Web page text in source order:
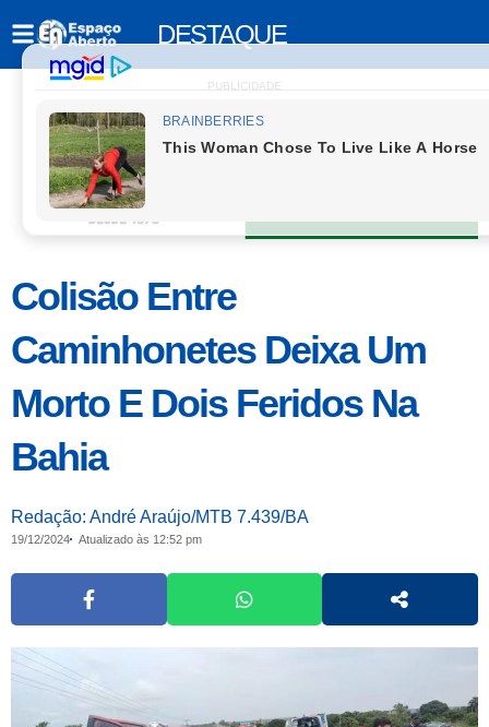
DESTAQUE
PUBLICIDADE
Colisão Entre
Caminhonetes Deixa Um
Morto E Dois Feridos Na
Bahia
Redação: André Araújo/MTB 7.439/BA
19/12/2024 Atualizado às 12:52 pm